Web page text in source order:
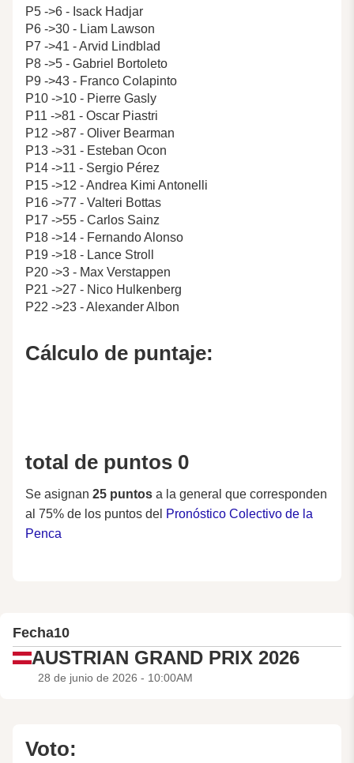
P5 ->6 - Isack Hadjar
P6 ->30 - Liam Lawson
P7 ->41 - Arvid Lindblad
P8 ->5 - Gabriel Bortoleto
P9 ->43 - Franco Colapinto
P10 ->10 - Pierre Gasly
P11 ->81 - Oscar Piastri
P12 ->87 - Oliver Bearman
P13 ->31 - Esteban Ocon
P14 ->11 - Sergio Pérez
P15 ->12 - Andrea Kimi Antonelli
P16 ->77 - Valteri Bottas
P17 ->55 - Carlos Sainz
P18 ->14 - Fernando Alonso
P19 ->18 - Lance Stroll
P20 ->3 - Max Verstappen
P21 ->27 - Nico Hulkenberg
P22 ->23 - Alexander Albon
Cálculo de puntaje:
total de puntos 0
Se asignan 25 puntos a la general que corresponden
al 75% de los puntos del Pronóstico Colectivo de la
Penca
Fecha10
AUSTRIAN GRAND PRIX 2026
28 de junio de 2026 - 10:00AM
Voto: